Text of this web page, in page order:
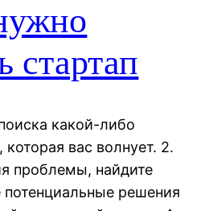
стартап
какой-либо
вас волнует. 2.
проблемы, найдите
потенциальные решения